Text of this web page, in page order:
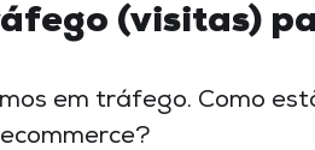
(visitas)
em tráfego. Como